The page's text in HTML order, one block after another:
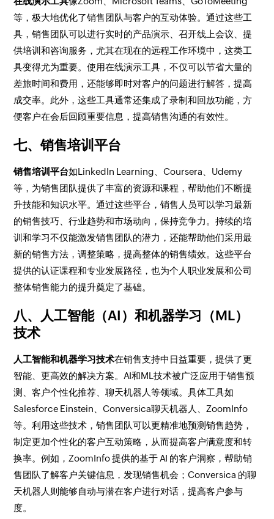
等，极大地优化了销售团队与客户的互动体验。通过这些工
具，销售团队可以进行实时的产品演示、召开线上会议、提
供培训和咨询服务，尤其在现在的远程工作环境中，这类工
具变得尤为重要。使用在线演示工具，不仅可以节省大量的
差旅时间和费用，还能够即时对客户的问题进行解答，提高
成交率。此外，这些工具通常还集成了录制和回放功能，方
便客户在会后回顾重要信息，提高销售沟通的有效性。
七、销售培训平台
销售培训平台如LinkedIn Learning、Coursera、Udemy
等，为销售团队提供了丰富的资源和课程，帮助他们不断提
升技能和知识水平。通过这些平台，销售人员可以学习最新
的销售技巧、行业趋势和市场动向，保持竞争力。持续的培
训和学习不仅能激发销售团队的潜力，还能帮助他们采用最
新的销售方法，调整策略，提高整体的销售绩效。这些平台
提供的认证课程和专业发展路径，也为个人职业发展和公司
整体销售能力的提升奠定了基础。
八、人工智能（AI）和机器学习（ML）
技术
人工智能和机器学习技术在销售支持中日益重要，提供了更
智能、更高效的解决方案。AI和ML技术被广泛应用于销售预
测、客户个性化推荐、聊天机器人等领域。具体工具如
Salesforce Einstein、Conversica聊天机器人、ZoomInfo
等。利用这些技术，销售团队可以更精准地预测销售趋势，
制定更加个性化的客户互动策略，从而提高客户满意度和转
换率。例如，ZoomInfo 提供的基于 AI 的客户洞察，帮助销
售团队了解客户关键信息，发现销售机会；Conversica 的聊
天机器人则能够自动与潜在客户进行对话，提高客户参与
度。